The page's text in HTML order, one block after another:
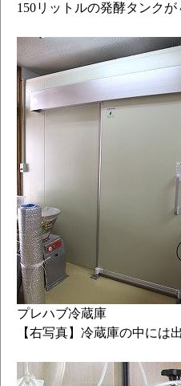
150リットルの発酵タンク
プレハブ冷蔵庫
【右写真】冷蔵庫の中には